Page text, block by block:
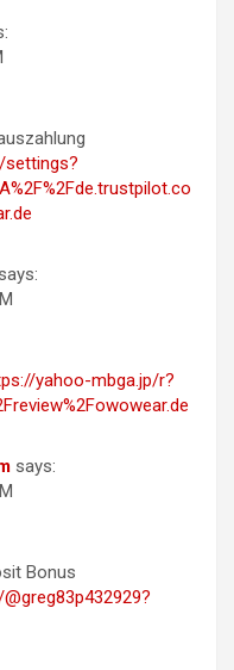
says:
yahoo-mbga.jp/r?
says:
Bonus